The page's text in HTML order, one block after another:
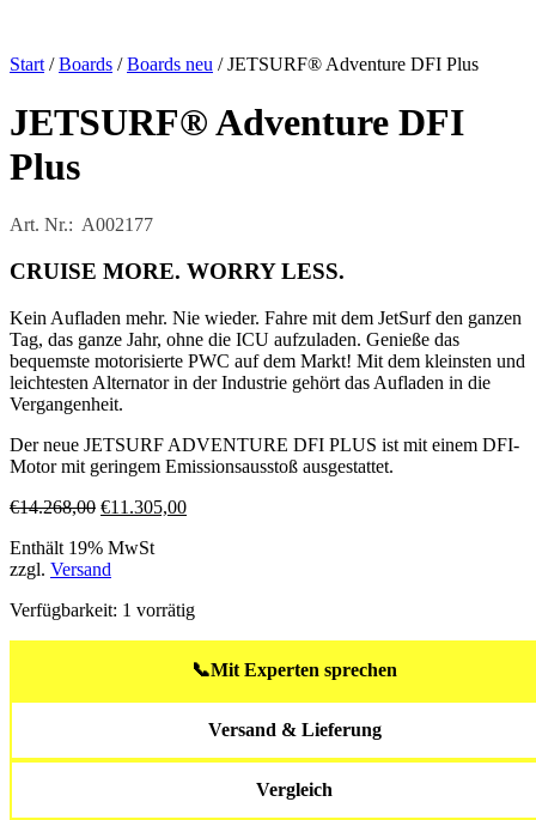
Start /Boards /Boards neu / JETSURF® Adventure DFI Plus
JETSURF® Adventure DFI
Plus
Art. Nr.: A002177
CRUISE MORE. WORRY LESS.
Kein Aufladen mehr. Nie wieder. Fahre mit dem JetSurf den ganzen
Tag, das ganze Jahr, ohne die ICU aufzuladen. Genieße das
bequemste motorisierte PWC auf dem Markt! Mit dem kleinsten und
leichtesten Alternator in der Industrie gehört das Aufladen in die
Vergangenheit.
Der neue JETSURF ADVENTURE DFI PLUS ist mit einem DFI-
Motor mit geringem Emissionsausstoß ausgestattet.
€14.268,00 Ursprünglicher
war:
€14.268,00
€11.305,00Aktueller
Enthält 19% MwSt
zzgl. Versand
Verfügbarkeit: 1 vorrätig
📞Mit Experten sprechen
Versand & Lieferung
Vergleich